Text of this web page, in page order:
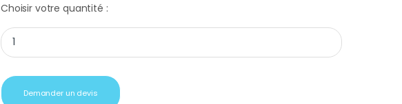
Choisir votre quantité :
Cadeau client vin vignerons ardechois quantity
Demander un devis